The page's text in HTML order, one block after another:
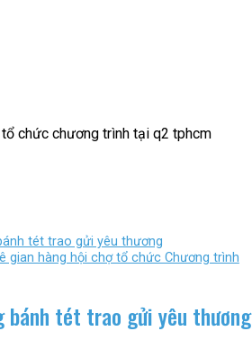
chức chương trình tại q2 tphcm
tét trao gửi yêu thương
gian hàng hội chợ tổ chức Chương trình
bánh tét trao gửi yêu thương